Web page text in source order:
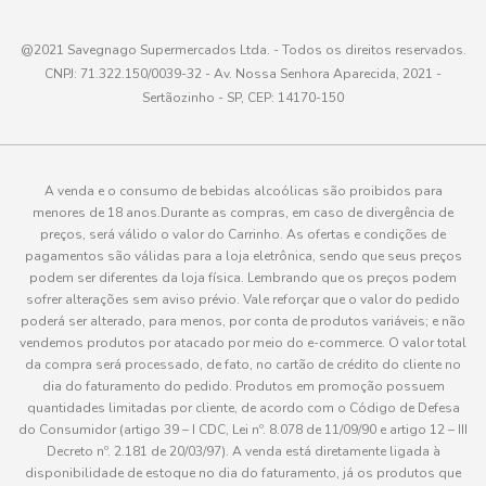
@2021 Savegnago Supermercados Ltda. - Todos os direitos reservados.
CNPJ: 71.322.150/0039-32 - Av. Nossa Senhora Aparecida, 2021 -
Sertãozinho - SP, CEP: 14170-150
A venda e o consumo de bebidas alcoólicas são proibidos para
menores de 18 anos.Durante as compras, em caso de divergência de
preços, será válido o valor do Carrinho. As ofertas e condições de
pagamentos são válidas para a loja eletrônica, sendo que seus preços
podem ser diferentes da loja física. Lembrando que os preços podem
sofrer alterações sem aviso prévio. Vale reforçar que o valor do pedido
poderá ser alterado, para menos, por conta de produtos variáveis; e não
vendemos produtos por atacado por meio do e-commerce. O valor total
da compra será processado, de fato, no cartão de crédito do cliente no
dia do faturamento do pedido. Produtos em promoção possuem
quantidades limitadas por cliente, de acordo com o Código de Defesa
do Consumidor (artigo 39 – I CDC, Lei nº. 8.078 de 11/09/90 e artigo 12 – III
Decreto nº. 2.181 de 20/03/97). A venda está diretamente ligada à
disponibilidade de estoque no dia do faturamento, já os produtos que